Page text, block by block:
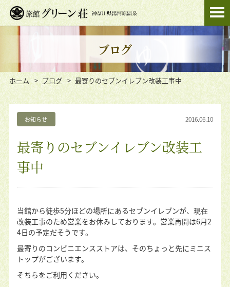
ブログ
ホーム ブログ 最寄りのセブンイレブン改装工事中
お知らせ 2016.06.10
最寄りのセブンイレブン改装工
事中
当館から徒歩5分ほどの場所にあるセブンイレブンが、現在
改装工事のため営業をお休みしております。営業再開は6月2
4日の予定だそうです。
最寄りのコンビニエンスストアは、そのちょっと先にミニス
トップがございます。
そちらをご利用ください。